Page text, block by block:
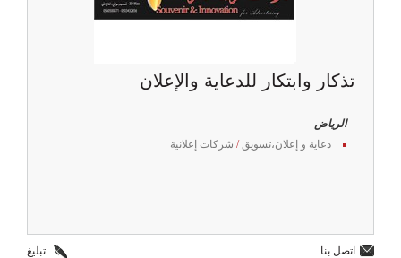
تذكار وابتكار للدعاية والإعلان
الرياض
دعاية و إعلان،تسويق / شركات إعلانية
اتصل بنا تبليغ